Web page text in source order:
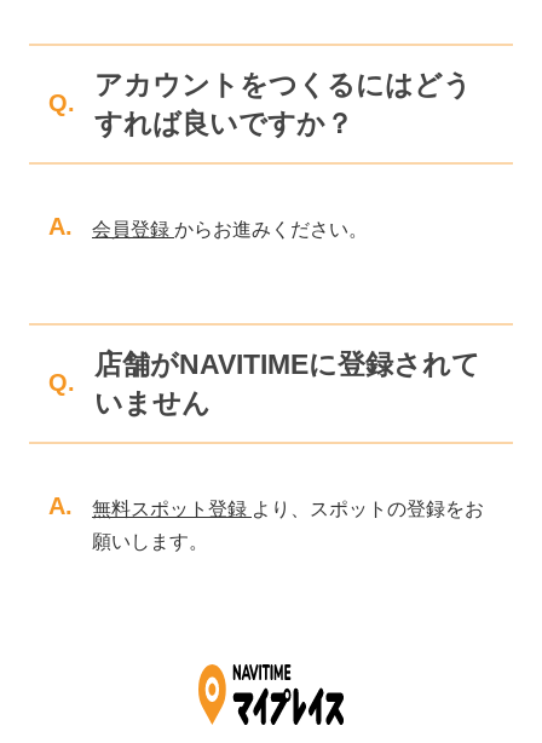
Q.
アカウントをつくるにはどう
すれば良いですか？
A. 会員登録 からお進みください。
Q.
店舗がNAVITIMEに登録されて
いません
A. 無料スポット登録 より、スポットの登録をお
願いします。